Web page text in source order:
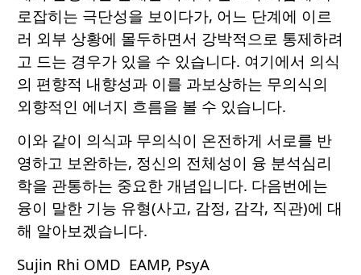
로잡히는 극단성을 보이다가, 어느 단계에 이르
러 외부 상황에 몰두하면서 강박적으로 통제하려
고 드는 경우가 있을 수 있습니다. 여기에서 의식
의 편향적 내향성과 이를 과보상하는 무의식의
외향적인 에너지 흐름을 볼 수 있습니다.
이와 같이 의식과 무의식이 온전하게 서로를 반
영하고 보완하는, 정신의 전체성이 융 분석심리
학을 관통하는 중요한 개념입니다. 다음번에는
융이 말한 기능 유형(사고, 감정, 감각, 직관)에 대
해 알아보겠습니다.
Sujin Rhi OMD EAMP, PsyA